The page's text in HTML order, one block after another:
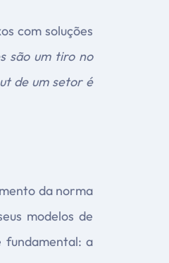
com soluções
são um tiro no
de um setor é
da norma
modelos de
fundamental: a